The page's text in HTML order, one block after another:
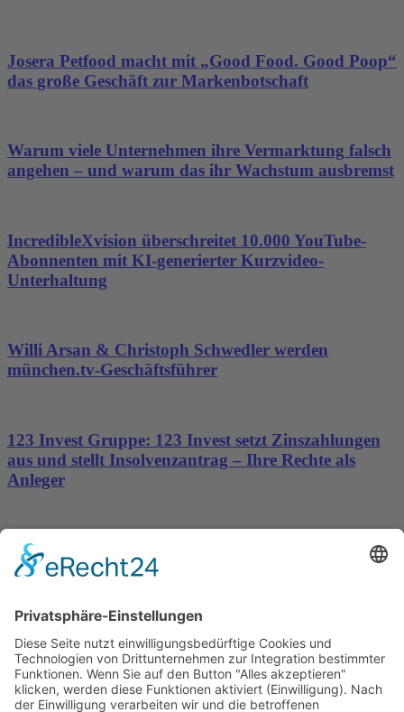
Josera Petfood macht mit „Good Food. Good Poop“
das große Geschäft zur Markenbotschaft
Warum viele Unternehmen ihre Vermarktung falsch
angehen – und warum das ihr Wachstum ausbremst
IncredibleXvision überschreitet 10.000 YouTube-
Abonnenten mit KI-generierter Kurzvideo-
Unterhaltung
Willi Arsan & Christoph Schwedler werden
münchen.tv-Geschäftsführer
123 Invest Gruppe: 123 Invest setzt Zinszahlungen
aus und stellt Insolvenzantrag – Ihre Rechte als
Anleger
Dronus sichert sich 15 Millionen Dollar und treibt
den Aufbau autonomer Luftinfrastruktur voran
Wichtiges
Impressum
Datenschutz
Kooperation